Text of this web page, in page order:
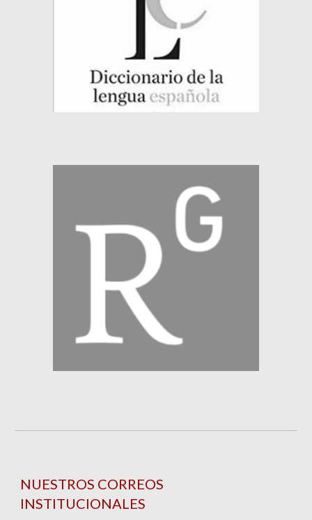
NUESTROS CORREOS
INSTITUCIONALES